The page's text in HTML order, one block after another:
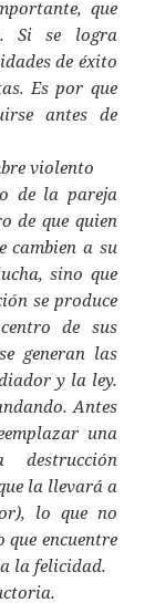
que
Si se logra
de éxito
Es por que
antes de
violento
de la pareja
de que quien
cambien a su
sino que
se produce
de sus
generan las
y la ley.
Antes
una
la llevará a
lo que no
que encuentre
la felicidad.